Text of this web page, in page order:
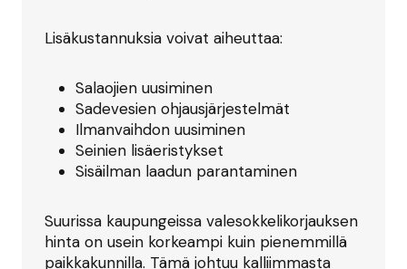
Lisäkustannuksia voivat aiheuttaa:
Salaojien uusiminen
Sadevesien ohjausjärjestelmät
Ilmanvaihdon uusiminen
Seinien lisäeristykset
Sisäilman laadun parantaminen
Suurissa kaupungeissa valesokkelikorjauksen
hinta on usein korkeampi kuin pienemmillä
paikkakunnilla. Tämä johtuu kalliimmasta